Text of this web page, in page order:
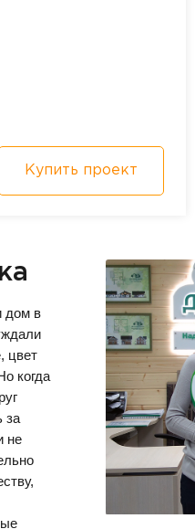
Купить проект
дом в
цвет
когда
за
не